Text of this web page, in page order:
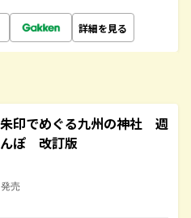
詳細を見る
印でめぐる九州の神社 週
ぽ 改訂版
売